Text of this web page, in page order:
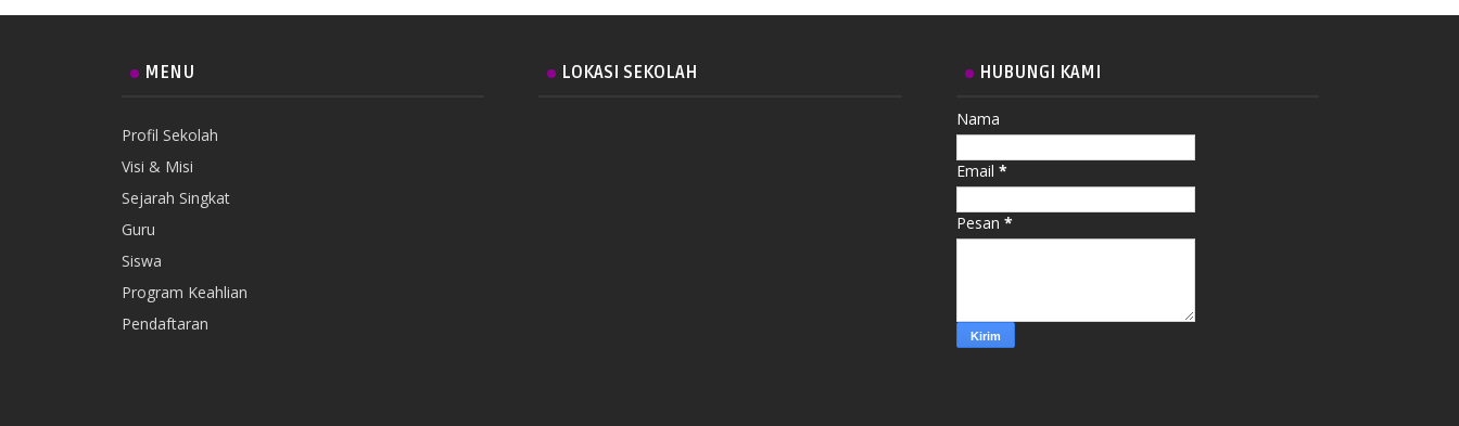
MENU
Profil Sekolah
Visi & Misi
Sejarah Singkat
Guru
Siswa
Program Keahlian
Pendaftaran
LOKASI SEKOLAH HUBUNGI KAMI
Nama
Email *
Pesan *